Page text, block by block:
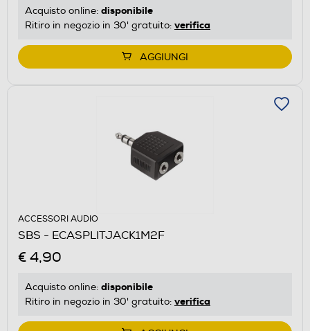
Acquisto online: disponibile
Ritiro in negozio in 30' gratuito: verifica
AGGIUNGI
ACCESSORI AUDIO
SBS - ECASPLITJACK1M2F
€ 4,90
Acquisto online: disponibile
Ritiro in negozio in 30' gratuito: verifica